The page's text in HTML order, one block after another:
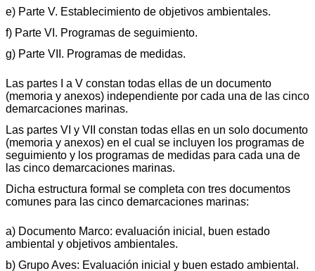
e) Parte V. Establecimiento de objetivos ambientales.
f) Parte VI. Programas de seguimiento.
g) Parte VII. Programas de medidas.
Las partes I a V constan todas ellas de un documento
(memoria y anexos) independiente por cada una de las cinco
demarcaciones marinas.
Las partes VI y VII constan todas ellas en un solo documento
(memoria y anexos) en el cual se incluyen los programas de
seguimiento y los programas de medidas para cada una de
las cinco demarcaciones marinas.
Dicha estructura formal se completa con tres documentos
comunes para las cinco demarcaciones marinas:
a) Documento Marco: evaluación inicial, buen estado
ambiental y objetivos ambientales.
b) Grupo Aves: Evaluación inicial y buen estado ambiental.